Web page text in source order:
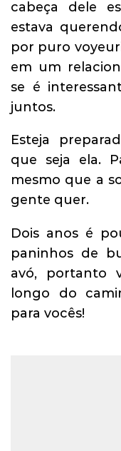
cabeça dele
estava
por puro
em um
se é
juntos.
Esteja
que seja ela.
mesmo que a
gente quer.
Dois anos é
paninhos de
avó, portanto
longo do
para vocês!